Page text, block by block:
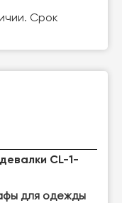
Срок
CL-1-
для одежды